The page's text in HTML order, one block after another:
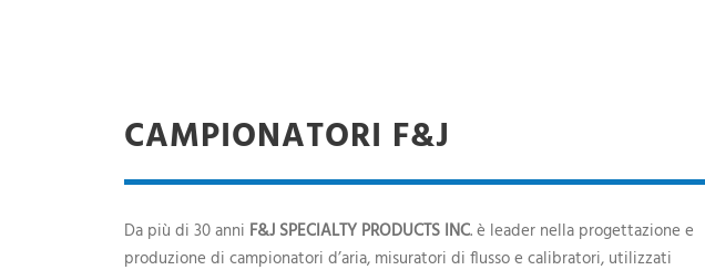
CAMPIONATORI F&J
Da più di 30 anni F&J SPECIALTY PRODUCTS INC. è leader nella progettazione e
produzione di campionatori d’aria, misuratori di flusso e calibratori, utilizzati